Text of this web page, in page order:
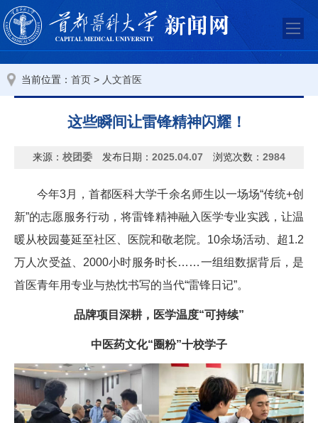
当前位置： 首页 > 人文首医
这些瞬间让雷锋精神闪耀！
来源： 校团委 发布日期： 2025.04.07 浏览次数： 2984
今年3月，首都医科大学千余名师生以一场场“传统+创
新”的志愿服务行动，将雷锋精神融入医学专业实践，让温
暖从校园蔓延至社区、医院和敬老院。10余场活动、超1.2
万人次受益、2000小时服务时长……一组组数据背后，是
首医青年用专业与热忱书写的当代“雷锋日记”。
品牌项目深耕，医学温度“可持续”
中医药文化“圈粉”十校学子